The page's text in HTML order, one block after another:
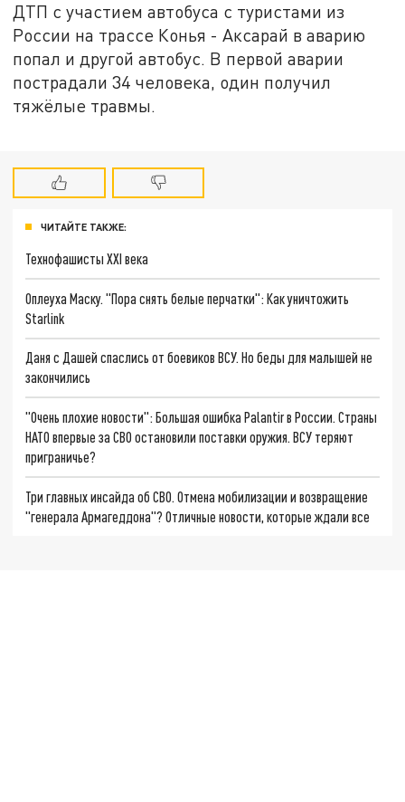
ДТП с участием автобуса с туристами из
России на трассе Конья - Аксарай в аварию
попал и другой автобус. В первой аварии
пострадали 34 человека, один получил
тяжёлые травмы.
ЧИТАЙТЕ ТАКЖЕ:
Технофашисты XXI века
Оплеуха Маску. "Пора снять белые перчатки": Как уничтожить
Starlink
Даня с Дашей спаслись от боевиков ВСУ. Но беды для малышей не
закончились
"Очень плохие новости": Большая ошибка Palantir в России. Страны
НАТО впервые за СВО остановили поставки оружия. ВСУ теряют
приграничье?
Три главных инсайда об СВО. Отмена мобилизации и возвращение
"генерала Армагеддона"? Отличные новости, которые ждали все